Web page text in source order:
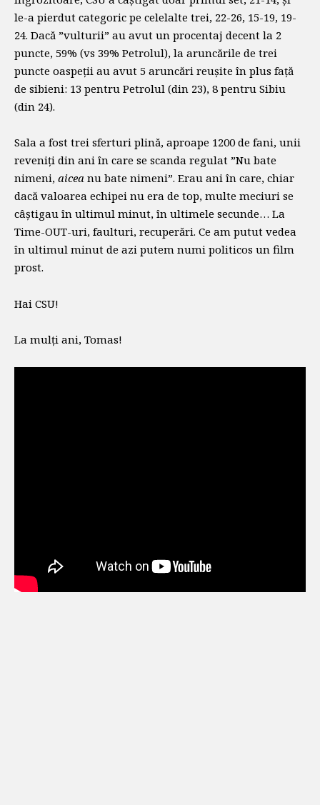
le-a pierdut categoric pe celelalte trei, 22-26, 15-19, 19-
24. Dacă ”vulturii” au avut un procentaj decent la 2
puncte, 59% (vs 39% Petrolul), la aruncările de trei
puncte oaspeții au avut 5 aruncări reușite în plus față
de sibieni: 13 pentru Petrolul (din 23), 8 pentru Sibiu
(din 24).
Sala a fost trei sferturi plină, aproape 1200 de fani, unii
reveniți din ani în care se scanda regulat ”Nu bate
nimeni, aicea nu bate nimeni”. Erau ani în care, chiar
dacă valoarea echipei nu era de top, multe meciuri se
câștigau în ultimul minut, în ultimele secunde… La
Time-OUT-uri, faulturi, recuperări. Ce am putut vedea
în ultimul minut de azi putem numi politicos un film
prost.
Hai CSU!
La mulți ani, Tomas!